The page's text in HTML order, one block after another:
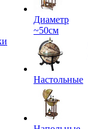
Диаметр
~50см
Настольные